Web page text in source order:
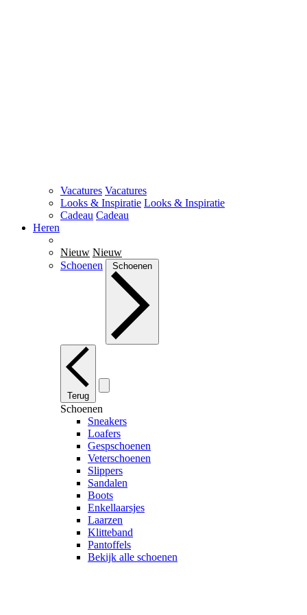
Vacatures Vacatures
Looks & Inspiratie Looks & Inspiratie
Cadeau Cadeau
Heren
Nieuw Nieuw
Schoenen
Schoenen
Terug
Schoenen
Sneakers
Loafers
Gespschoenen
Veterschoenen
Slippers
Sandalen
Boots
Enkellaarsjes
Laarzen
Klitteband
Pantoffels
Bekijk alle schoenen